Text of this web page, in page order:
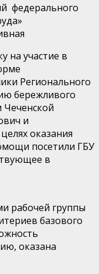
федерального
на участие в
Регионального
бережливого
Чеченской
и
оказания
посетили ГБУ
в
рабочей группы
базового
, оказана